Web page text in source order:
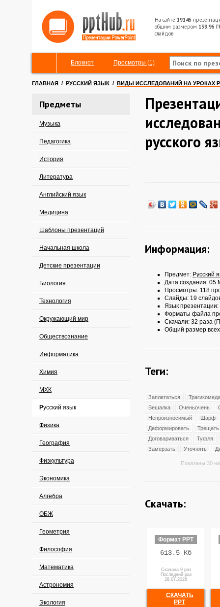
На сайте 19146
общим размером 139.96
слайдов
Блокнот Просмотры (1)
ГЛАВНАЯ / РУССКИЙ ЯЗЫК / ВИДЫ ИССЛЕДОВАНИЙ НА УРОКАХ
Предметы
Музыка
Педагогика
История
Литература
Английский язык
Медицина
Шаблоны презентаций
Начальная школа
Детские презентации
Биология
Технология
Окружающий мир
Обществознание
Информатика
Химия
МХК
Русский язык
Физика
География
Физкультура
Экономика
Алгебра
ОБЖ
Геометрия
Философия
Математика
Астрономия
Экология
русского
Информация:
Предмет: Русский
Дата создания: 05
Просмотры: 118
Слайды: 19
Язык презентации:
Форматы файла
Скачали: 32 раза
Общий размер
Теги:
Заплетаться
Вешалка
Оченьочень
Непроизносимый
Шарф
Деформировать
Трещать
Договариваться
Туфля
Замерзать
Уточнять
Показаны 30
Скачать:
Формат PPT
613.5 Кб
Скачана 9 раз
Последний раз
28.07.2026
СКАЧАТЬ
PPT